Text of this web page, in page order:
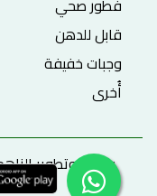
فطور صحي
قابل للدهن
وجبات خفيفة
أُخرى
برمجة وتطوير